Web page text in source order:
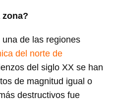
zona?
de las regiones
del norte de
del siglo XX se han
de magnitud igual o
destructivos fue